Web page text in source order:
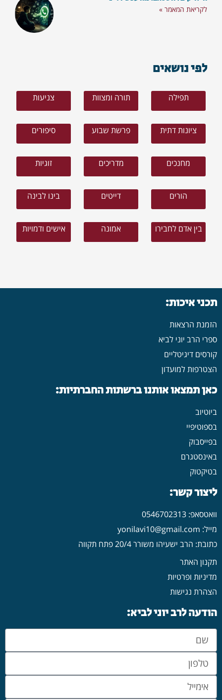
לקריאת המאמר »
לפי נושאים
תפילה תורה ומצוות צניעות
ציונות דתית פרשת שבוע סיפורים
מחנכים מדריכים זוגיות
הורים דייטים בינו לבינה
בין אדם לחבירו אמונה אישים ודמויות
תכני איכות:
הזמנת הרצאות
ספרי הרב יוני לביא
קורסים דיגיטליים
הצטרפות למועדון
כאן תמצאו אותנו ברשתות החברתיות:
ביוטיוב
בספוטיפיי
בפייסבוק
באינסטגרם
בטיקטוק
ליצור קשר:
וואטסאפ: 0546702313
מייל: yonilavi10@gmail.com
כתובת: הרב ישעיהו משורר 20/4 פתח תקווה
תקנון האתר
מדיניות ופרטיות
הצהרת נגישות
הודעה לרב יוני לביא: